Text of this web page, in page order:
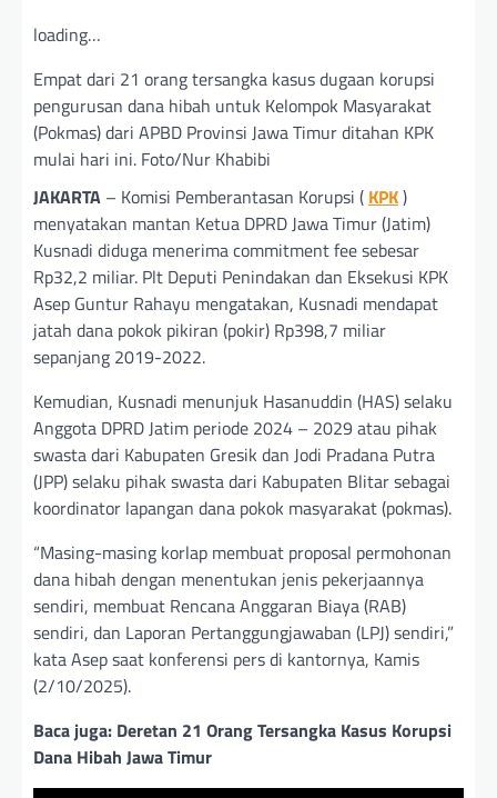
loading…
Empat dari 21 orang tersangka kasus dugaan korupsi
pengurusan dana hibah untuk Kelompok Masyarakat
(Pokmas) dari APBD Provinsi Jawa Timur ditahan KPK
mulai hari ini. Foto/Nur Khabibi
JAKARTA – Komisi Pemberantasan Korupsi ( KPK)
menyatakan mantan Ketua DPRD Jawa Timur (Jatim)
Kusnadi diduga menerima commitment fee sebesar
Rp32,2 miliar. Plt Deputi Penindakan dan Eksekusi KPK
Asep Guntur Rahayu mengatakan, Kusnadi mendapat
jatah dana pokok pikiran (pokir) Rp398,7 miliar
sepanjang 2019-2022.
Kemudian, Kusnadi menunjuk Hasanuddin (HAS) selaku
Anggota DPRD Jatim periode 2024 – 2029 atau pihak
swasta dari Kabupaten Gresik dan Jodi Pradana Putra
(JPP) selaku pihak swasta dari Kabupaten Blitar sebagai
koordinator lapangan dana pokok masyarakat (pokmas).
“Masing-masing korlap membuat proposal permohonan
dana hibah dengan menentukan jenis pekerjaannya
sendiri, membuat Rencana Anggaran Biaya (RAB)
sendiri, dan Laporan Pertanggungjawaban (LPJ) sendiri,”
kata Asep saat konferensi pers di kantornya, Kamis
(2/10/2025).
Baca juga: Deretan 21 Orang Tersangka Kasus Korupsi
Dana Hibah Jawa Timur